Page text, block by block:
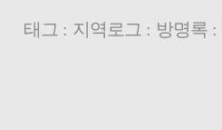
태그 : 지역로그 : 방명록: